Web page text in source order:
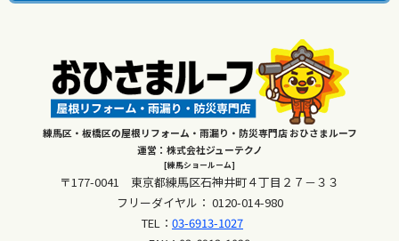
練馬区・板橋区の屋根リフォーム・雨漏り・防災専門店 おひさまルーフ
運営：株式会社ジューテクノ
[練馬ショールーム]
〒177-0041 東京都練馬区石神井町４丁目２７－３３
フリーダイヤル： 0120-014-980
TEL： 03-6913-1027